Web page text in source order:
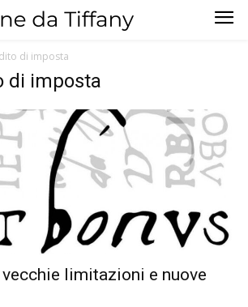
di imposta
di imposta
limitazioni e nuove